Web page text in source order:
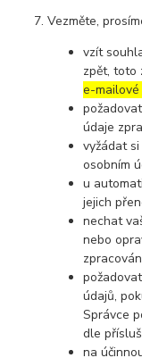
Vezměte,
vzít
zpět, toto
e-
údaje
vyžádat
osobním
u
jejich
nechat
nebo
údajů,
Správce
dle
na